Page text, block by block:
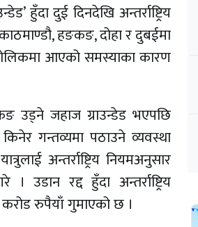
हुँदा दुई दिनदेखि अन्तर्राष्ट्रिय
हङकङ, दोहा र दुबईमा
आएको समस्याका कारण
उड्ने जहाज ग्राउन्डेड भएपछि
गन्तव्यमा पठाउने व्यवस्था
अन्तर्राष्ट्रिय नियमअनुसार
रद्द हुँदा अन्तर्राष्ट्रिय
करोड रुपैयाँ गुमाएको छ ।